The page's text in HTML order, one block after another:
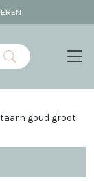
goud groot